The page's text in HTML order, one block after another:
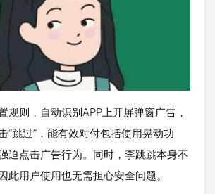
规则，自动识别APP上开屏弹窗广告，
“跳过”，能有效对付包括使用晃动功
迫点击广告行为。同时，李跳跳本身不
此用户使用也无需担心安全问题。